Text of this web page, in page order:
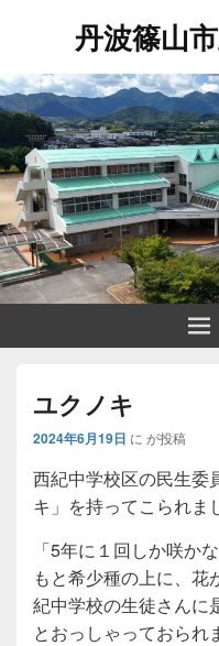
丹波篠山
ユクノキ
2024年6月19日 に が投稿
西紀中学校区の民生委
キ」を持ってこられま
「5年に１回しか咲か
もと希少種の上に、
紀中学校の生徒さんに
とおっしゃっておられ